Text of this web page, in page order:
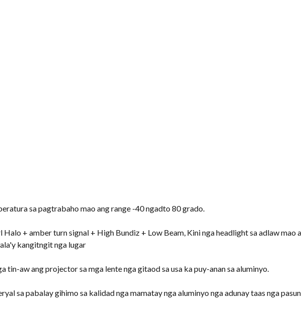
sa pagtrabaho mao ang range -40 ngadto 80 grado.
Halo + amber turn signal + High Bundiz + Low Beam, Kini nga headlight sa adlaw mao
kangitngit nga lugar
tin-aw ang projector sa mga lente nga gitaod sa usa ka puy-anan sa aluminyo.
sa pabalay gihimo sa kalidad nga mamatay nga aluminyo nga adunay taas nga